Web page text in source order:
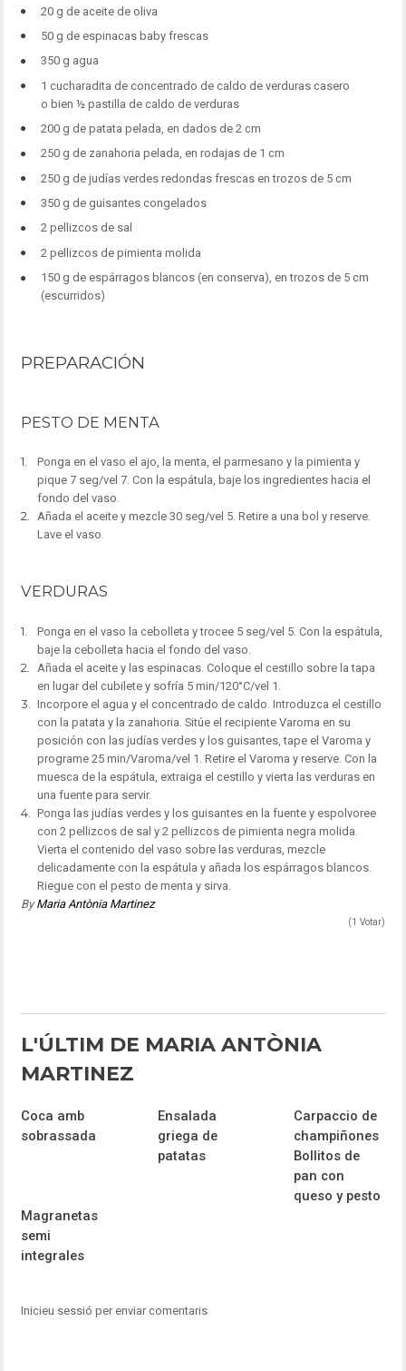
20 g de aceite de oliva
50 g de espinacas baby frescas
350 g agua
1 cucharadita de concentrado de caldo de verduras casero
o bien ½ pastilla de caldo de verduras
200 g de patata pelada, en dados de 2 cm
250 g de zanahoria pelada, en rodajas de 1 cm
250 g de judías verdes redondas frescas en trozos de 5 cm
350 g de guisantes congelados
2 pellizcos de sal
2 pellizcos de pimienta molida
150 g de espárragos blancos (en conserva), en trozos de 5 cm
(escurridos)
PREPARACIÓN
PESTO DE MENTA
Ponga en el vaso el ajo, la menta, el parmesano y la pimienta y
pique 7 seg/vel 7. Con la espátula, baje los ingredientes hacia el
fondo del vaso.
Añada el aceite y mezcle 30 seg/vel 5. Retire a una bol y reserve.
Lave el vaso.
VERDURAS
Ponga en el vaso la cebolleta y trocee 5 seg/vel 5. Con la espátula,
baje la cebolleta hacia el fondo del vaso.
Añada el aceite y las espinacas. Coloque el cestillo sobre la tapa
en lugar del cubilete y sofría 5 min/120°C/vel 1.
Incorpore el agua y el concentrado de caldo. Introduzca el cestillo
con la patata y la zanahoria. Sitúe el recipiente Varoma en su
posición con las judías verdes y los guisantes, tape el Varoma y
programe 25 min/Varoma/vel 1. Retire el Varoma y reserve. Con la
muesca de la espátula, extraiga el cestillo y vierta las verduras en
una fuente para servir.
Ponga las judías verdes y los guisantes en la fuente y espolvoree
con 2 pellizcos de sal y 2 pellizcos de pimienta negra molida.
Vierta el contenido del vaso sobre las verduras, mezcle
delicadamente con la espátula y añada los espárragos blancos.
Riegue con el pesto de menta y sirva.
ByMaria Antònia Martinez
(1 Votar)
L'ÚLTIM DE MARIA ANTÒNIA
MARTINEZ
Coca amb
sobrassada
Ensalada
griega de
patatas
Carpaccio de
champiñones
Bollitos de
pan con
queso y pesto
Magranetas
semi
integrales
Inicieu sessió per enviar comentaris